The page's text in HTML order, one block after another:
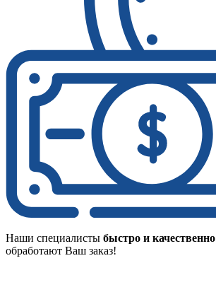
Наши специалисты быстро и качественно
обработают Ваш заказ!